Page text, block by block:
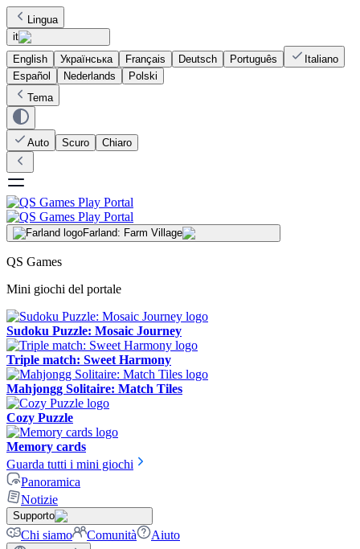
Lingua
it
English
Українська Français Deutsch Português
Italiano
Español
Nederlands
Polski
Tema
Auto Scuro Chiaro
Farland: Farm Village
QS Games
Mini giochi del portale
Sudoku Puzzle: Mosaic Journey
Triple match: Sweet Harmony
Mahjongg Solitaire: Match Tiles
Cozy Puzzle
Memory cards
Guarda tutti i mini giochi
Panoramica
Notizie
Supporto
Chi siamo Comunità Aiuto